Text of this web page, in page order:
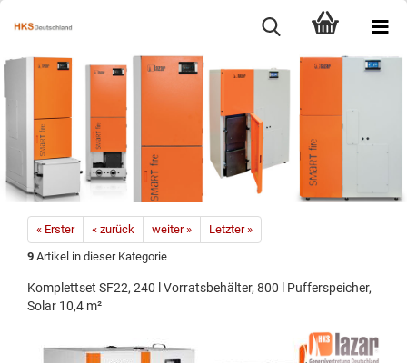
« Erster « zurück weiter »
Letzter »
9 Artikel in dieser Kategorie
Komplettset SF22, 240 l Vorratsbehälter, 800 l Pufferspeicher,
Solar 10,4 m²